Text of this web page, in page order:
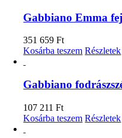
Gabbiano Emma
351 659Ft
Kosárba teszem Részletek
Gabbiano
107 211Ft
Kosárba teszem Részletek